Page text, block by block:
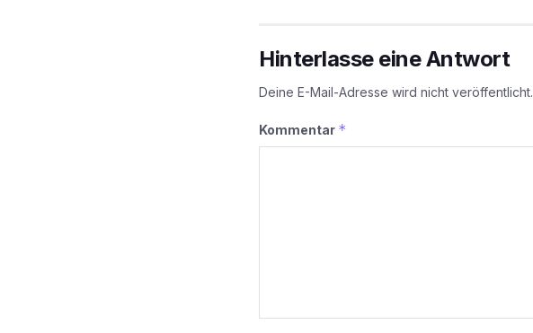
Hinterlasse eine Antwort
Deine E-Mail-Adresse wird nicht veröffentlicht.
Kommentar *